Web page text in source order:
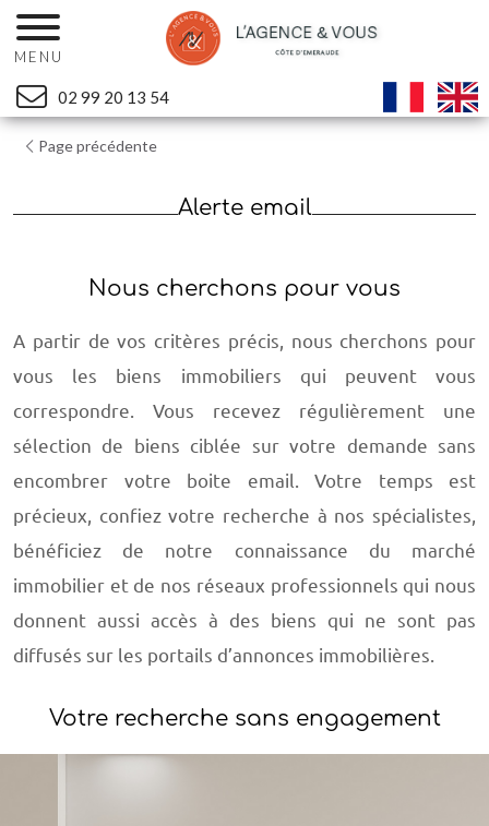
MENU
02 99 20 13 54
Page précédente
Alerte email
Nous cherchons pour vous
A partir de vos critères précis, nous cherchons pour
vous les biens immobiliers qui peuvent vous
correspondre. Vous recevez régulièrement une
sélection de biens ciblée sur votre demande sans
encombrer votre boite email. Votre temps est
précieux, confiez votre recherche à nos spécialistes,
bénéficiez de notre connaissance du marché
immobilier et de nos réseaux professionnels qui nous
donnent aussi accès à des biens qui ne sont pas
diffusés sur les portails d’annonces immobilières.
Votre recherche sans engagement